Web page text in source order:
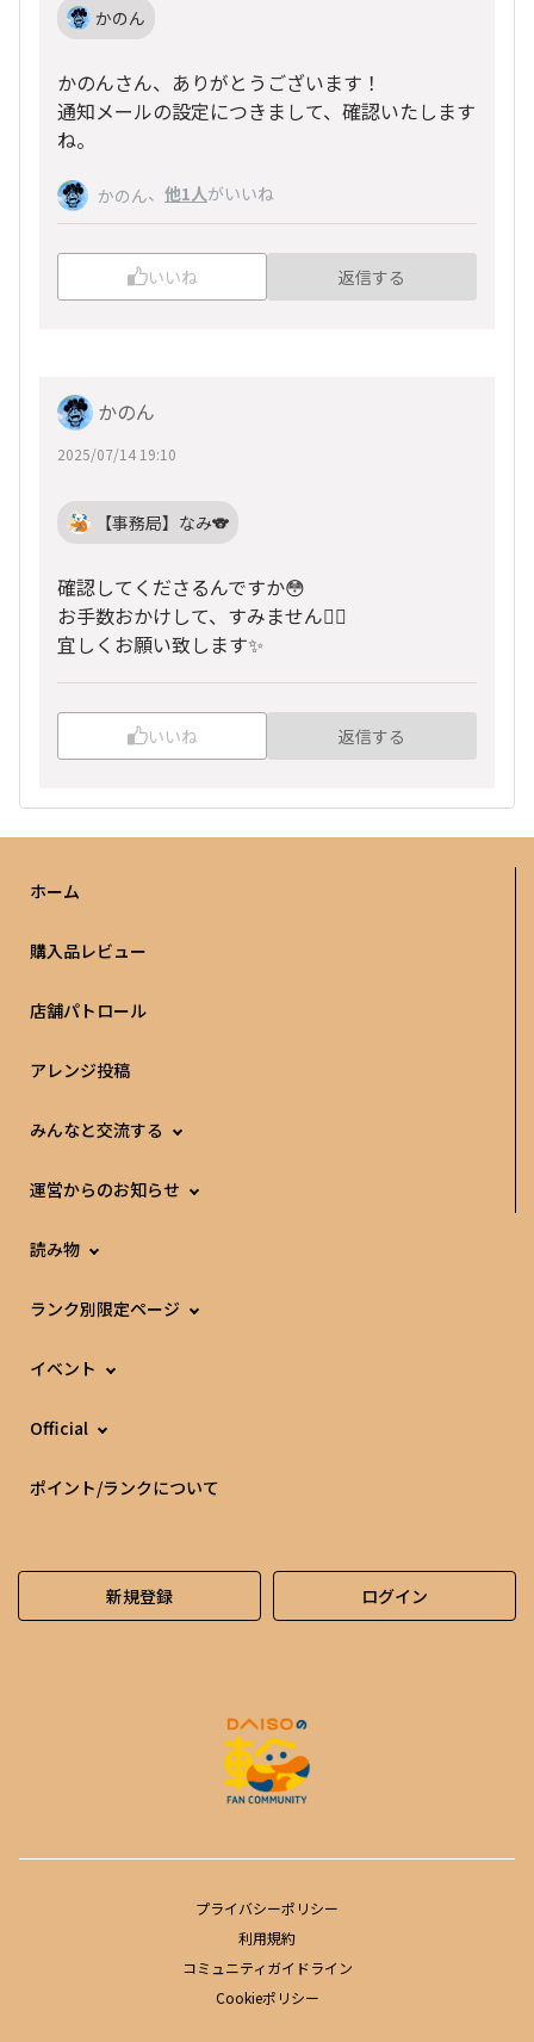
かのん
かのんさん、ありがとうございます！
通知メールの設定につきまして、確認いたします
ね。
かのん、 他1人がいいね
いいね 返信する
かのん
2025/07/14 19:10
【事務局】なみ🐨
確認してくださるんですか😳
お手数おかけして、すみません🙇‍♀️
宜しくお願い致します✨
いいね 返信する
ホーム
購入品レビュー
店舗パトロール
アレンジ投稿
みんなと交流する
運営からのお知らせ
読み物
ランク別限定ページ
イベント
Official
ポイント/ランクについて
新規登録 ログイン
プライバシーポリシー
利用規約
コミュニティガイドライン
Cookieポリシー